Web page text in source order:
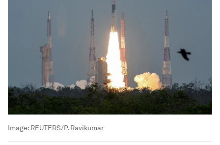
Image: REUTERS/P. Ravikumar